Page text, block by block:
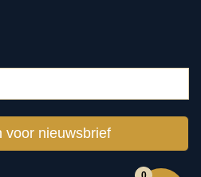
voor nieuwsbrief